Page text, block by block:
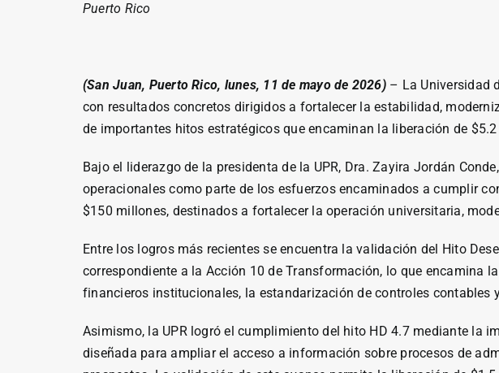
Puerto Rico
(San Juan, Puerto Rico, lunes, 11 de mayo de 2026)– La Universidad
con resultados concretos dirigidos a fortalecer la estabilidad,
de importantes hitos estratégicos que encaminan la liberación de
Bajo el liderazgo de la presidenta de la UPR, Dra. Zayira Jordán
operacionales como parte de los esfuerzos encaminados a cumplir
$150 millones, destinados a fortalecer la operación universitaria,
Entre los logros más recientes se encuentra la validación del Hito
correspondiente a la Acción 10 de Transformación, lo que encamina
financieros institucionales, la estandarización de controles
Asimismo, la UPR logró el cumplimiento del hito HD 4.7 mediante la
diseñada para ampliar el acceso a información sobre procesos de